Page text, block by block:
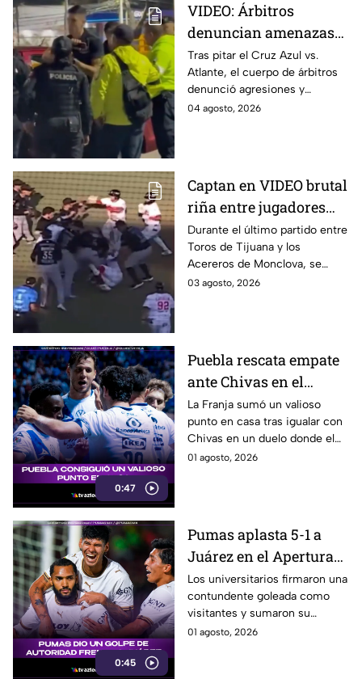
VIDEO: Árbitros
denuncian amenazas
de policías tras partido
del Cruz Azul vs
Atlante
Tras pitar el Cruz Azul vs.
Atlante, el cuerpo de árbitros
denunció agresiones y
amenazas con armas de fuego
04 agosto, 2026
Captan en VIDEO brutal
riña entre jugadores
durante partido de
Toros y Acereros
Durante el último partido entre
Toros de Tijuana y los
Acereros de Monclova, se
registró una brutal riña
03 agosto, 2026
0:47
Puebla rescata empate
ante Chivas en el
Cuauhtémoc
La Franja sumó un valioso
punto en casa tras igualar con
Chivas en un duelo donde el
arquero poblano fue figura.
01 agosto, 2026
0:45
Pumas aplasta 5-1 a
Juárez en el Apertura
2026
Los universitarios firmaron una
contundente goleada como
visitantes y sumaron su
segunda victoria consecutiva
01 agosto, 2026